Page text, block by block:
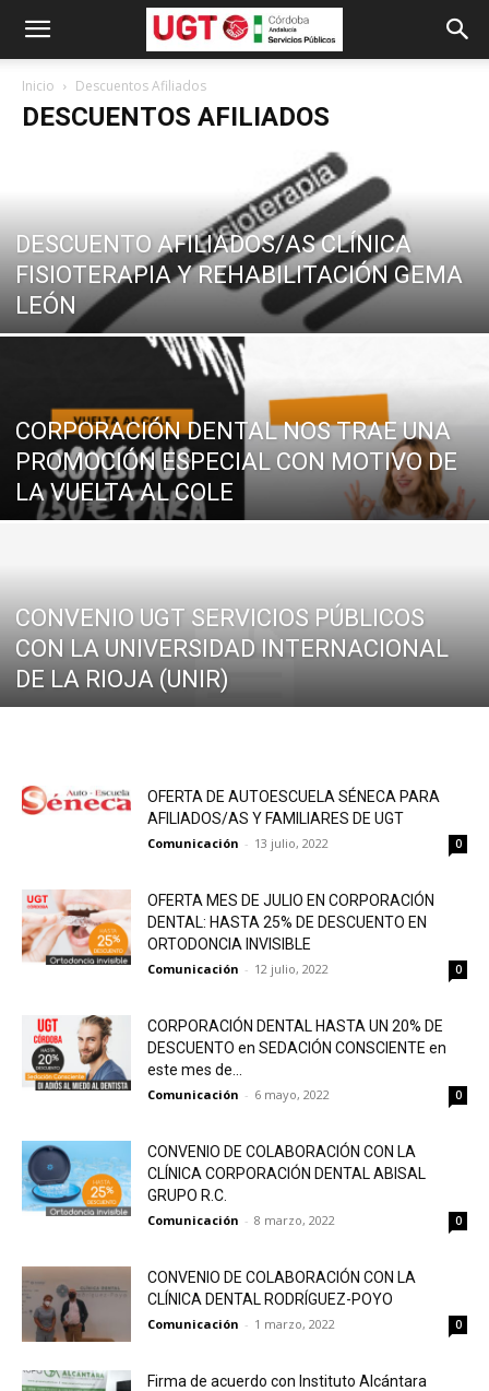
Inicio Descuentos Afiliados
DESCUENTOS AFILIADOS
DESCUENTO AFILIADOS/AS CLÍNICA
FISIOTERAPIA Y REHABILITACIÓN GEMA
LEÓN
CORPORACIÓN DENTAL NOS TRAE UNA
PROMOCIÓN ESPECIAL CON MOTIVO DE
LA VUELTA AL COLE
CONVENIO UGT SERVICIOS PÚBLICOS
CON LA UNIVERSIDAD INTERNACIONAL
DE LA RIOJA (UNIR)
OFERTA DE AUTOESCUELA SÉNECA PARA
AFILIADOS/AS Y FAMILIARES DE UGT
Comunicación - 13 julio, 2022 0
OFERTA MES DE JULIO EN CORPORACIÓN
DENTAL: HASTA 25% DE DESCUENTO EN
ORTODONCIA INVISIBLE
Comunicación - 12 julio, 2022 0
CORPORACIÓN DENTAL HASTA UN 20% DE
DESCUENTO en SEDACIÓN CONSCIENTE en
este mes de...
Comunicación - 6 mayo, 2022 0
CONVENIO DE COLABORACIÓN CON LA
CLÍNICA CORPORACIÓN DENTAL ABISAL
GRUPO R.C.
Comunicación - 8 marzo, 2022 0
CONVENIO DE COLABORACIÓN CON LA
CLÍNICA DENTAL RODRÍGUEZ-POYO
Comunicación - 1 marzo, 2022 0
Firma de acuerdo con Instituto Alcántara